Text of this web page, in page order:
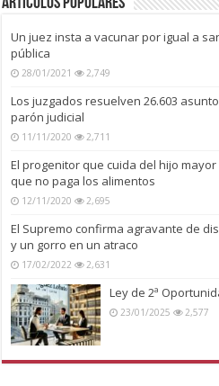
Artículos Populares
Un juez insta a vacunar por igual a
pública
28/01/2021 2,749
Los juzgados resuelven 26.603
parón judicial
11/11/2020 2,711
El progenitor que cuida del hijo
que no paga los alimentos
12/11/2020 2,695
El Supremo confirma agravante de
y un gorro en un atraco
17/02/2022 2,631
Ley de 2ª
23/01/2025 2,577